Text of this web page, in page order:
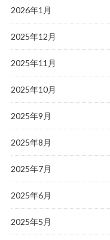
2026年1月
2025年12月
2025年11月
2025年10月
2025年9月
2025年8月
2025年7月
2025年6月
2025年5月